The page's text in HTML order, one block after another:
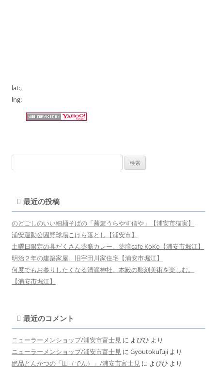
lat:,
lng:
索:
最近の投稿
のどごしのいい細麺そばの「蕎麦うらやす信や」【浦安市猫実】
浦安運動公園野球場こけら落とし【浦安市】
土曜日限定の具だくさん薬膳カレー。薬膳cafe KoKo【浦安市堀江】
明治２年の建築家屋。旧宇田川家住宅【浦安市堀江】
何度でもお参りしたくなる清瀧神社。本殿の彫刻美術を楽しむ。
【浦安市堀江】
最近のコメント
ニューラーメンショップ/浦安市富士見 に よぴひ より
ニューラーメンショップ/浦安市富士見 に Gyoutokufuji より
絶品とんかつの「田（でん）」/浦安市富士見 に よぴひ より